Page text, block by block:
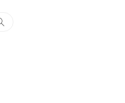
Search